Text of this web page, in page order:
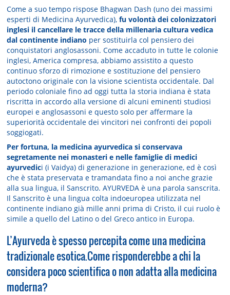
Come a suo tempo rispose Bhagwan Dash (uno dei massimi
esperti di Medicina Ayurvedica),fu volontà dei colonizzatori
inglesi il cancellare le tracce della millenaria cultura vedica
dal continente indiano per sostituirla col pensiero dei
conquistatori anglosassoni. Come accaduto in tutte le colonie
inglesi, America compresa, abbiamo assistito a questo
continuo sforzo di rimozione e sostituzione del pensiero
autoctono originale con la visione scientista occidentale. Dal
periodo coloniale fino ad oggi tutta la storia indiana è stata
riscritta in accordo alla versione di alcuni eminenti studiosi
europei e anglosassoni e questo solo per affermare la
superiorità occidentale dei vincitori nei confronti dei popoli
soggiogati.
Per fortuna, la medicina ayurvedica si conservava
segretamente nei monasteri e nelle famiglie di medici
ayurvedici (i Vaidya) di generazione in generazione, ed è così
che è stata preservata e tramandata fino a noi anche grazie
alla sua lingua, il Sanscrito. AYURVEDA è una parola sanscrita.
Il Sanscrito è una lingua colta indoeuropea utilizzata nel
continente indiano già mille anni prima di Cristo, il cui ruolo è
simile a quello del Latino o del Greco antico in Europa.
L’Ayurveda è spesso percepita come una medicina
tradizionale esotica.Come risponderebbe a chi la
considera poco scientifica o non adatta alla medicina
moderna?